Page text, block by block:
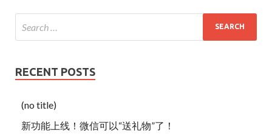
RECENT POSTS
(no title)
新功能上线！微信可以“送礼物”了！